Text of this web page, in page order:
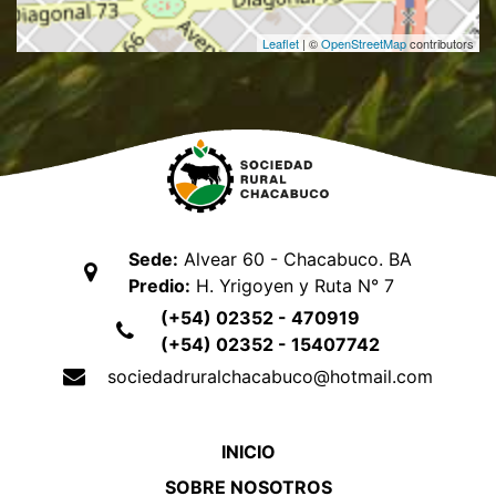
Leaflet | ©OpenStreetMapcontributors
Sede: Alvear 60 - Chacabuco. BA
Predio: H. Yrigoyen y Ruta N° 7
(+54) 02352 - 470919
(+54) 02352 - 15407742
sociedadruralchacabuco@hotmail.com
INICIO
SOBRE NOSOTROS